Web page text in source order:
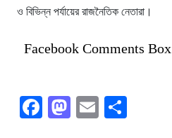
ও বিভিন্ন পর্যায়ের রাজনৈতিক নেতারা।
Facebook Comments Box
Facebook
Mastodon
Email